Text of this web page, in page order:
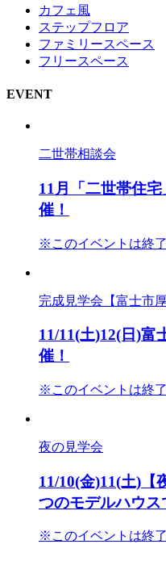
カフェ風
ステップフロア
ファミリースペース
フリースペース
EVENT
二世帯相談会
11月「二世帯住
催！
※このイベントは終
完成見学会【富士市厚
11/11(土)12(日)富
催！
※このイベントは終
夜の見学会
11/10(金)11(土)【
つのモデルハウス
※このイベントは終